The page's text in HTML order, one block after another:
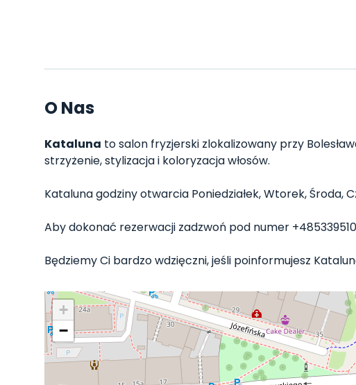
O Nas
Kataluna to salon fryzjerski zlokalizowany przy
strzyżenie, stylizacja i koloryzacja włosów.
Kataluna godziny otwarcia Poniedziałek, Wtorek, Środa,
Aby dokonać rezerwacji zadzwoń pod numer
Będziemy Ci bardzo wdzięczni, jeśli poinformujesz
+
−